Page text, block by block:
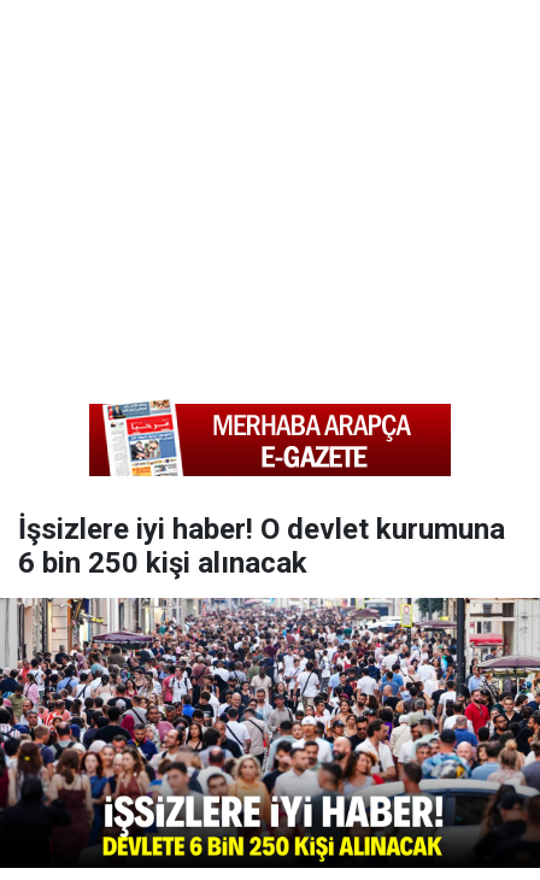
İşsizlere iyi haber! O devlet kurumuna
6 bin 250 kişi alınacak